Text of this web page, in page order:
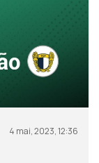
4 mai, 2023, 12:36